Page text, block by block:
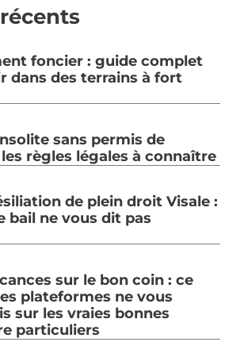
foncier : guide complet
dans des terrains à fort
sans permis de
règles légales à connaître
de plein droit Visale :
bail ne vous dit pas
sur le bon coin : ce
plateformes ne vous
sur les vraies bonnes
particuliers